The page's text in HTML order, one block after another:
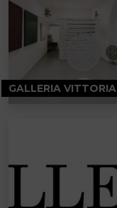
GALLERIA VITTORIA